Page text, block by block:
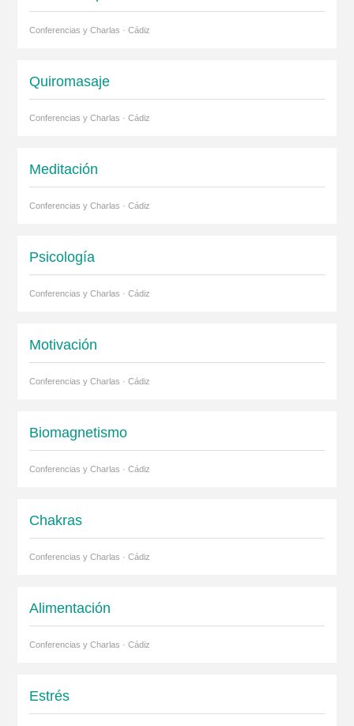
Conferencias y Charlas · Cádiz
Quiromasaje
Conferencias y Charlas · Cádiz
Meditación
Conferencias y Charlas · Cádiz
Psicología
Conferencias y Charlas · Cádiz
Motivación
Conferencias y Charlas · Cádiz
Biomagnetismo
Conferencias y Charlas · Cádiz
Chakras
Conferencias y Charlas · Cádiz
Alimentación
Conferencias y Charlas · Cádiz
Estrés